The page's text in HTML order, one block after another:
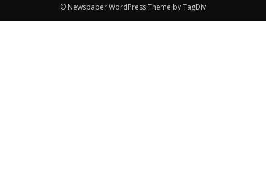
© Newspaper WordPress Theme by TagDiv